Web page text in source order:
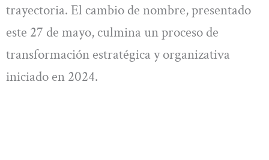
trayectoria. El cambio de nombre, presentado
este 27 de mayo, culmina un proceso de
transformación estratégica y organizativa
iniciado en 2024.